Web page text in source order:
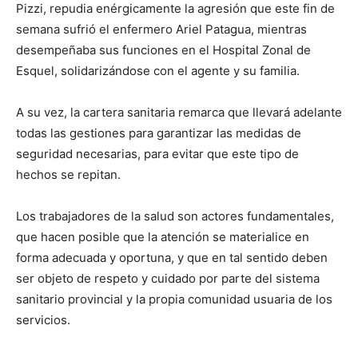
Pizzi, repudia enérgicamente la agresión que este fin de
semana sufrió el enfermero Ariel Patagua, mientras
desempeñaba sus funciones en el Hospital Zonal de
Esquel, solidarizándose con el agente y su familia.
A su vez, la cartera sanitaria remarca que llevará adelante
todas las gestiones para garantizar las medidas de
seguridad necesarias, para evitar que este tipo de
hechos se repitan.
Los trabajadores de la salud son actores fundamentales,
que hacen posible que la atención se materialice en
forma adecuada y oportuna, y que en tal sentido deben
ser objeto de respeto y cuidado por parte del sistema
sanitario provincial y la propia comunidad usuaria de los
servicios.